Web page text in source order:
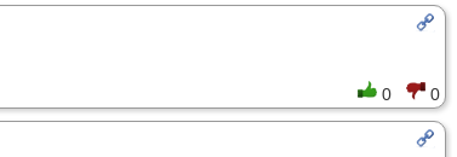
0 0